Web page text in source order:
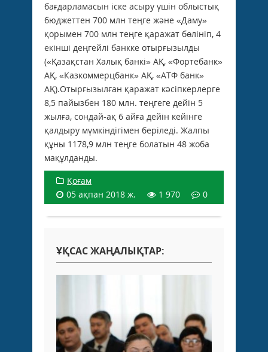
бағдарламасын іске асыру үшін облыстық
бюджеттен 700 млн теңге және «Даму»
қорымен 700 млн теңге қаражат бөлініп, 4
екінші деңгейлі банкке отырғызылды
(«Қазақстан Халық банкі» АҚ, «Фортебанк»
АҚ, «Казкоммерцбанк» АҚ, «АТФ банк»
АҚ).Отырғызылған қаражат кәсіпкерлерге
8,5 пайызбен 180 млн. теңгеге дейін 5
жылға, сондай-ақ 6 айға дейін кейінге
қалдыру мүмкіндігімен беріледі. Жалпы
құны 1178,9 млн теңге болатын 48 жоба
мақұлданды.
Қоғам
05 ақпан 2018 ж.
1 970 0
ҰҚСАС ЖАҢАЛЫҚТАР: